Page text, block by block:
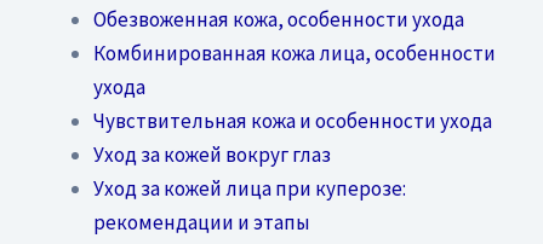
Обезвоженная кожа, особенности ухода
Комбинированная кожа лица, особенности
ухода
Чувствительная кожа и особенности ухода
Уход за кожей вокруг глаз
Уход за кожей лица при куперозе:
рекомендации и этапы